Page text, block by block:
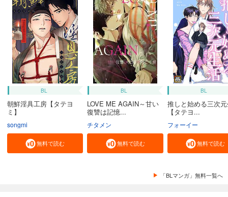
BL
朝鮮淫具工房【タテヨ
ミ】
songmi
無料で読む
BL
LOVE ME AGAIN～甘い
復讐は記憶...
チタメン
無料で読む
BL
推しと始める三次
【タテヨ...
フォーイー
無料で読む
「BLマンガ」無料一覧へ